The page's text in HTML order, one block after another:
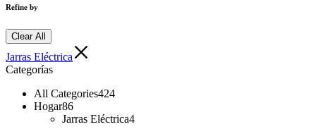
Refine by
Clear All
Jarras Eléctrica
Categorías
All Categories424
Hogar86
Jarras Eléctrica4